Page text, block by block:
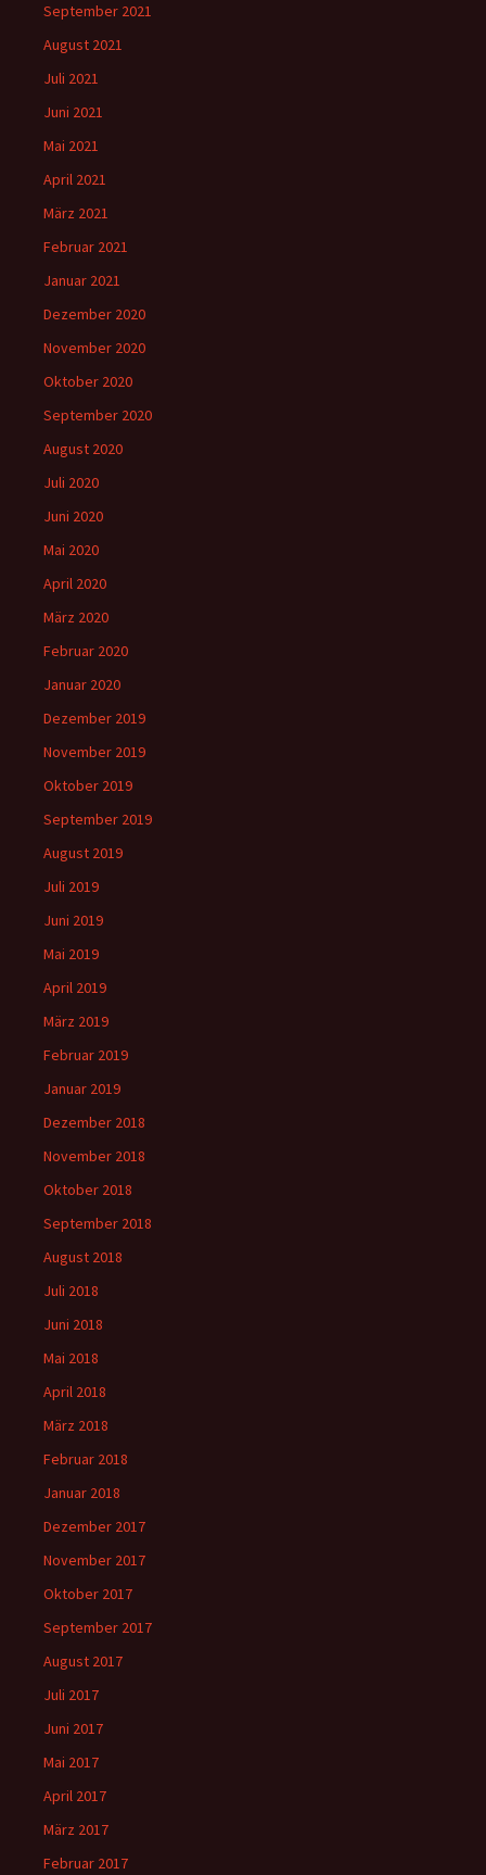
September 2021
August 2021
Juli 2021
Juni 2021
Mai 2021
April 2021
März 2021
Februar 2021
Januar 2021
Dezember 2020
November 2020
Oktober 2020
September 2020
August 2020
Juli 2020
Juni 2020
Mai 2020
April 2020
März 2020
Februar 2020
Januar 2020
Dezember 2019
November 2019
Oktober 2019
September 2019
August 2019
Juli 2019
Juni 2019
Mai 2019
April 2019
März 2019
Februar 2019
Januar 2019
Dezember 2018
November 2018
Oktober 2018
September 2018
August 2018
Juli 2018
Juni 2018
Mai 2018
April 2018
März 2018
Februar 2018
Januar 2018
Dezember 2017
November 2017
Oktober 2017
September 2017
August 2017
Juli 2017
Juni 2017
Mai 2017
April 2017
März 2017
Februar 2017